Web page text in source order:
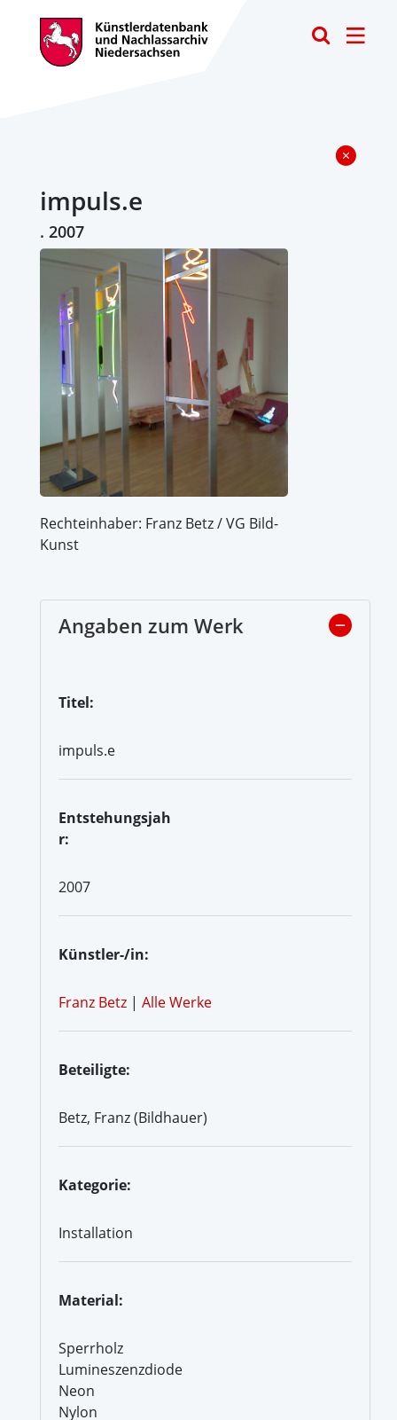
impuls.e
. 2007
Rechteinhaber: Franz Betz / VG Bild-
Kunst
Angaben zum Werk
Titel:
impuls.e
Entstehungsjah
r:
2007
Künstler-/in:
Franz Betz | Alle Werke
Beteiligte:
Betz, Franz (Bildhauer)
Kategorie:
Installation
Material:
Sperrholz
Lumineszenzdiode
Neon
Nylon